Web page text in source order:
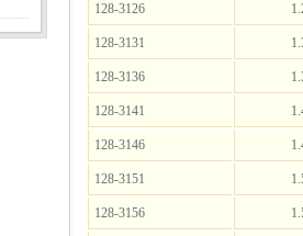
128-3126
128-3131
128-3136
128-3141
128-3146
128-3151
128-3156